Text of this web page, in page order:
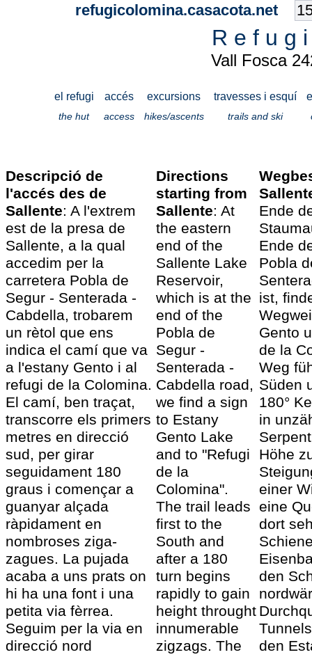
refugicolomina.casacota.net
R e f u g
Vall Fosca
el refugi accés excursions travesses i esquí
the hut access hikes/ascents trails and ski
Descripció de
l'accés des de
Sallente: A l'extrem
est de la presa de
Sallente, a la qual
accedim per la
carretera Pobla de
Segur - Senterada -
Cabdella, trobarem
un rètol que ens
indica el camí que va
a l'estany Gento i al
refugi de la Colomina.
El camí, ben traçat,
transcorre els primers
metres en direcció
sud, per girar
seguidament 180
graus i començar a
guanyar alçada
ràpidament en
nombroses ziga-
zagues. La pujada
acaba a uns prats on
hi ha una font i una
petita via fèrrea.
Seguim per la via en
direcció nord
Directions
starting from
Sallente: At
the eastern
end of the
Sallente Lake
Reservoir,
which is at the
end of the
Pobla de
Segur -
Senterada -
Cabdella road,
we find a sign
to Estany
Gento Lake
and to "Refugi
de la
Colomina".
The trail leads
first to the
South and
after a 180
turn begins
rapidly to gain
height throught
innumerable
zigzags. The
Ende
Ende
Pobla
ist,
Gento
de la
Weg
Süden
180°
in
Höhe
einer
eine
dort
den
den